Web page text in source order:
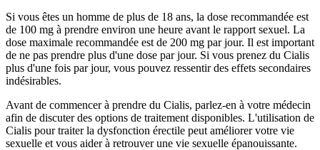
Si vous êtes un homme de plus de 18 ans, la dose recommandée est
de 100 mg à prendre environ une heure avant le rapport sexuel. La
dose maximale recommandée est de 200 mg par jour. Il est important
de ne pas prendre plus d'une dose par jour. Si vous prenez du Cialis
plus d'une fois par jour, vous pouvez ressentir des effets secondaires
indésirables.
Avant de commencer à prendre du Cialis, parlez-en à votre médecin
afin de discuter des options de traitement disponibles. L'utilisation de
Cialis pour traiter la dysfonction érectile peut améliorer votre vie
sexuelle et vous aider à retrouver une vie sexuelle épanouissante.